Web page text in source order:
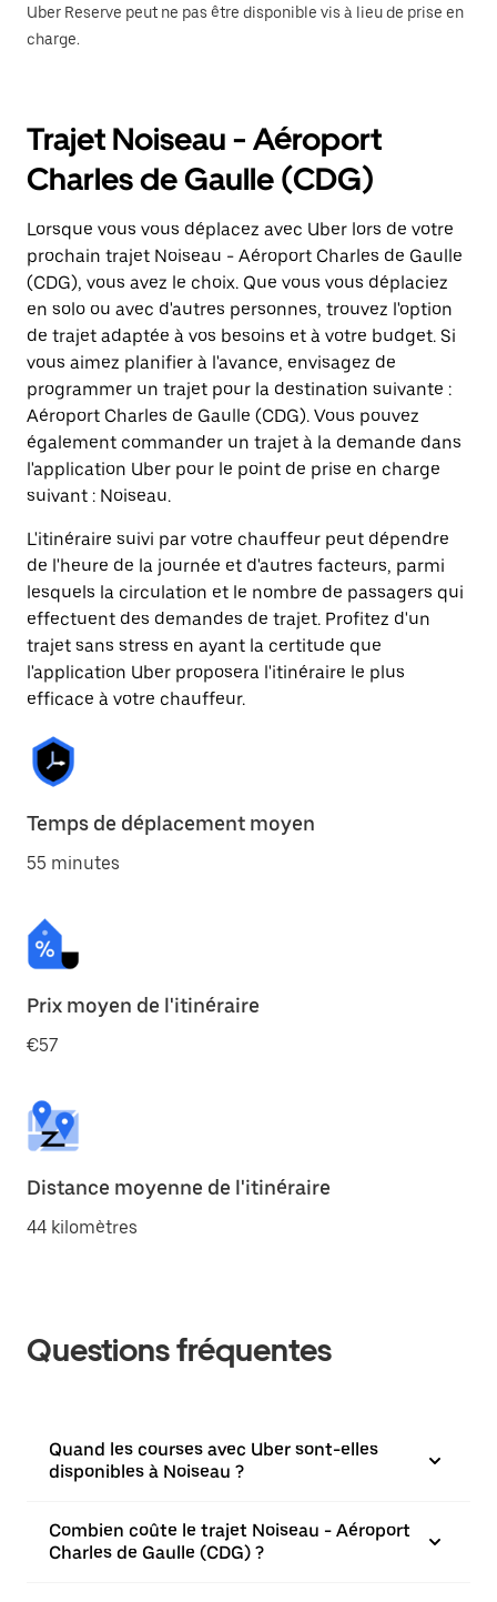
Uber Reserve peut ne pas être disponible vis à lieu de prise en
charge.
Trajet Noiseau - Aéroport
Charles de Gaulle (CDG)
Lorsque vous vous déplacez avec Uber lors de votre
prochain trajet Noiseau - Aéroport Charles de Gaulle
(CDG), vous avez le choix. Que vous vous déplaciez
en solo ou avec d'autres personnes, trouvez l'option
de trajet adaptée à vos besoins et à votre budget. Si
vous aimez planifier à l'avance, envisagez de
programmer un trajet pour la destination suivante :
Aéroport Charles de Gaulle (CDG). Vous pouvez
également commander un trajet à la demande dans
l'application Uber pour le point de prise en charge
suivant : Noiseau.
L'itinéraire suivi par votre chauffeur peut dépendre
de l'heure de la journée et d'autres facteurs, parmi
lesquels la circulation et le nombre de passagers qui
effectuent des demandes de trajet. Profitez d'un
trajet sans stress en ayant la certitude que
l'application Uber proposera l'itinéraire le plus
efficace à votre chauffeur.
Temps de déplacement moyen
55 minutes
Prix moyen de l'itinéraire
€57
Distance moyenne de l'itinéraire
44 kilomètres
Questions fréquentes
Quand les courses avec Uber sont-elles
disponibles à Noiseau ?
Combien coûte le trajet Noiseau - Aéroport
Charles de Gaulle (CDG) ?